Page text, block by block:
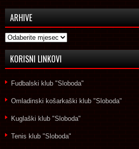
ARHIVE
Arhive
KORISNI LINKOVI
Fudbalski klub "Sloboda"
Omladinski košarkaški klub "Sloboda"
Kuglaški klub "Sloboda"
Tenis klub "Sloboda"